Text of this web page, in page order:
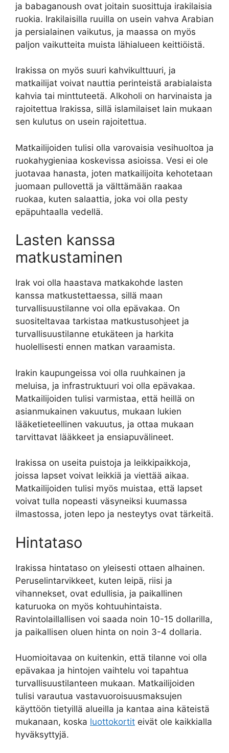
ja babaganoush ovat joitain suosittuja irakilaisia
​​ruokia. Irakilaisilla ruuilla on usein vahva Arabian
ja persialainen vaikutus, ja maassa on myös
paljon vaikutteita muista lähialueen keittiöistä.
Irakissa on myös suuri kahvikulttuuri, ja
matkailijat voivat nauttia perinteistä arabialaista
kahvia tai minttuteetä. Alkoholi on harvinaista ja
rajoitettua Irakissa, sillä islamilaiset lain mukaan
sen kulutus on usein rajoitettua.
Matkailijoiden tulisi olla varovaisia ​​vesihuoltoa ja
ruokahygieniaa koskevissa asioissa. Vesi ei ole
juotavaa hanasta, joten matkailijoita kehotetaan
juomaan pullovettä ja välttämään raakaa
ruokaa, kuten salaattia, joka voi olla pesty
epäpuhtaalla vedellä.
Lasten kanssa
matkustaminen
Irak voi olla haastava matkakohde lasten
kanssa matkustettaessa, sillä maan
turvallisuustilanne voi olla epävakaa. On
suositeltavaa tarkistaa matkustusohjeet ja
turvallisuustilanne etukäteen ja harkita
huolellisesti ennen matkan varaamista.
Irakin kaupungeissa voi olla ruuhkainen ja
meluisa, ja infrastruktuuri voi olla epävakaa.
Matkailijoiden tulisi varmistaa, että heillä on
asianmukainen vakuutus, mukaan lukien
lääketieteellinen vakuutus, ja ottaa mukaan
tarvittavat lääkkeet ja ensiapuvälineet.
Irakissa on useita puistoja ja leikkipaikkoja,
joissa lapset voivat leikkiä ja viettää aikaa.
Matkailijoiden tulisi myös muistaa, että lapset
voivat tulla nopeasti väsyneiksi kuumassa
ilmastossa, joten lepo ja nesteytys ovat tärkeitä.
Hintataso
Irakissa hintataso on yleisesti ottaen alhainen.
Peruselintarvikkeet, kuten leipä, riisi ja
vihannekset, ovat edullisia, ja paikallinen
katuruoka on myös kohtuuhintaista.
Ravintolaillallisen voi saada noin 10-15 dollarilla,
ja paikallisen oluen hinta on noin 3-4 dollaria.
Huomioitavaa on kuitenkin, että tilanne voi olla
epävakaa ja hintojen vaihtelu voi tapahtua
turvallisuustilanteen mukaan. Matkailijoiden
tulisi varautua vastavuoroisuusmaksujen
käyttöön tietyillä alueilla ja kantaa aina käteistä
mukanaan, koska luottokortit eivät ole kaikkialla
hyväksyttyjä.